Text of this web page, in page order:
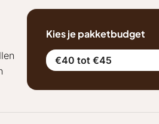
Kies je pakketbudget
€40 tot €45